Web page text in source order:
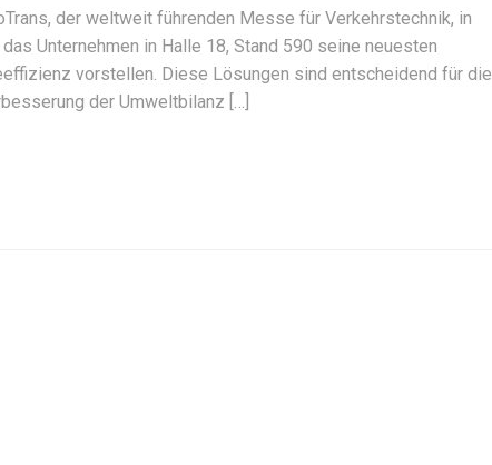
der weltweit führenden Messe für Verkehrstechnik, in
Unternehmen in Halle 18, Stand 590 seine neuesten
vorstellen. Diese Lösungen sind entscheidend für die
der Umweltbilanz […]